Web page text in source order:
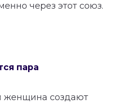
через этот союз.
пара
женщина создают